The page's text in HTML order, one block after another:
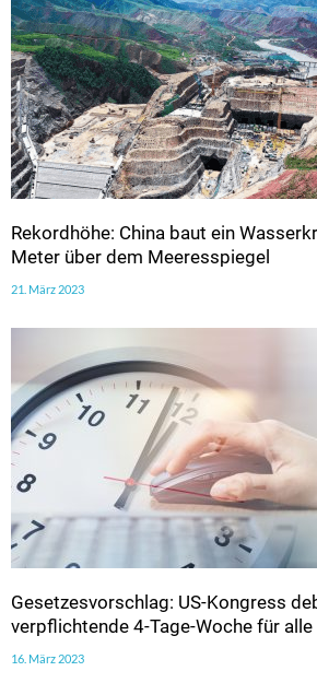
Rekordhöhe: China baut ein
Meter über dem Meeresspiegel
21. März 2023
Gesetzesvorschlag: US-Kongress
verpflichtende 4-Tage-Woche für alle
16. März 2023